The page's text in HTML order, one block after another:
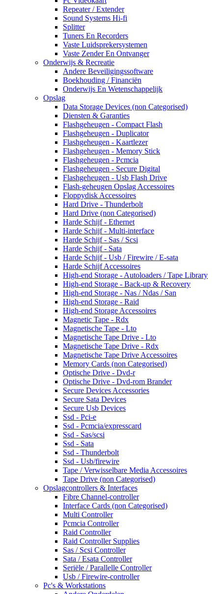
Repeater / Extender
Sound Systems Hi-fi
Splitter
Tuners En Recorders
Vaste Luidsprekersystemen
Vaste Zender En Ontvanger
Onderwijs & Recreatie
Andere Beveiligingssoftware
Boekhouding / Financiën
Onderwijs En Wetenschappelijk
Opslag
Data Storage Devices (non Categorised)
Diensten & Garanties
Flashgeheugen - Compact Flash
Flashgeheugen - Duplicator
Flashgeheugen - Kaartlezer
Flashgeheugen - Memory Stick
Flashgeheugen - Pcmcia
Flashgeheugen - Secure Digital
Flashgeheugen - Usb Flash Drive
Flash-geheugen Opslag Accessoires
Floppydisk Accessoires
Hard Drive - Thunderbolt
Hard Drive (non Categorised)
Harde Schijf - Ethernet
Harde Schijf - Multi-interface
Harde Schijf - Sas / Scsi
Harde Schijf - Sata
Harde Schijf - Usb / Firewire / E-sata
Harde Schijf Accessoires
High-end Storage - Autoloaders / Tape Library
High-end Storage - Back-up & Recovery
High-end Storage - Nas / Ndas / San
High-end Storage - Raid
High-end Storage Accessoires
Magnetic Tape - Rdx
Magnetische Tape - Lto
Magnetische Tape Drive - Lto
Magnetische Tape Drive - Rdx
Magnetische Tape Drive Accessoires
Memory Cards (non Categorised)
Optische Drive - Dvd-r
Optische Drive - Dvd-rom Brander
Secure Devices Accessories
Secure Sata Devices
Secure Usb Devices
Ssd - Pci-e
Ssd - Pcmcia/expresscard
Ssd - Sas/scsi
Ssd - Sata
Ssd - Thunderbolt
Ssd - Usb/firewire
Tape / Verwisselbare Media Accessoires
Tape Drive (non Categorised)
Opslagcontrollers & Interfaces
Fibre Channel-controller
Interface Cards (non Categorised)
Multi Controller
Pcmcia Controller
Raid Controller
Raid Controller Supplies
Sas / Scsi Controller
Sata / Esata Controller
Seriële / Parallelle Controller
Usb / Firewire-controller
Pc's & Workstations